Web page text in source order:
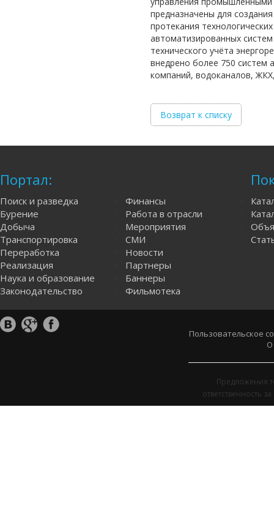
предназначены для
протекания
автоматизированных
технического учёта
внедрено более 750 систем
компаний, водоканалов,
Возврат к списку
Портал:
Поиск и разведка
Бурение
Добыча
Транспортировка
Переработка
Реализация
Наука и образование
Законодательство
Финансы
Работа в отрасли
Мероприятия
СМИ
Новости
Партнеры
Баннеры
Фильмотека
Пользовательское
О
Предложения
ответственность